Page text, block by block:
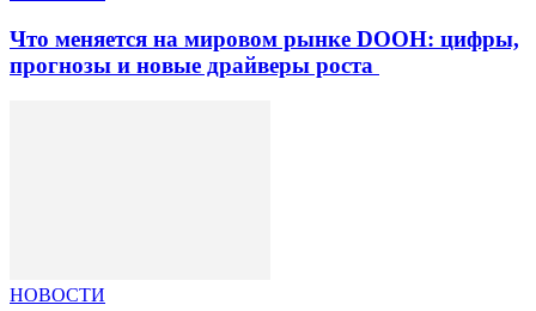
Что меняется на мировом рынке DOOH: цифры,
прогнозы и новые драйверы роста
НОВОСТИ